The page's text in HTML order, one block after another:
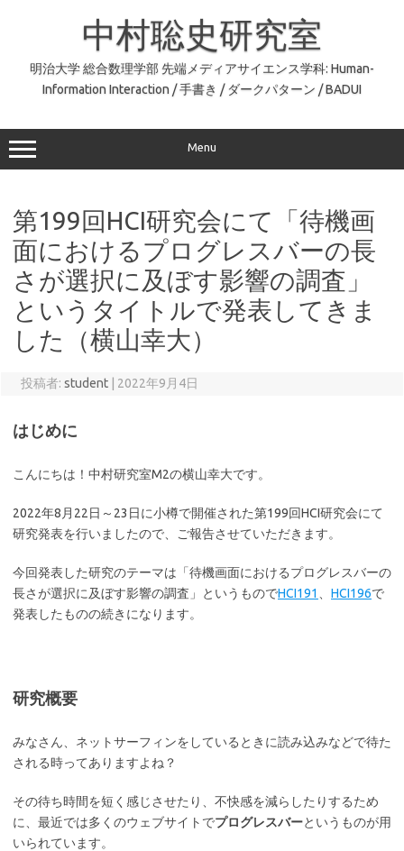
中村聡史研究室
明治大学 総合数理学部 先端メディアサイエンス学科: Human-
Information Interaction / 手書き / ダークパターン / BADUI
Menu
第199回HCI研究会にて「待機画
面におけるプログレスバーの長
さが選択に及ぼす影響の調査」
というタイトルで発表してきま
した（横山幸大）
投稿者: student 2022年9月4日
はじめに
こんにちは！中村研究室M2の横山幸大です。
2022年8月22日～23日に小樽で開催された第199回HCI研究会にて
研究発表を行いましたので、ご報告させていただきます。
今回発表した研究のテーマは「待機画面におけるプログレスバーの
長さが選択に及ぼす影響の調査」というものでHCI191 HCI196で
発表したものの続きになります。
研究概要
みなさん、ネットサーフィンをしているときに読み込みなどで待た
される時ってありますよね？
その待ち時間を短く感じさせたり、不快感を減らしたりするため
に、最近では多くのウェブサイトでプログレスバーというものが用
いられています。